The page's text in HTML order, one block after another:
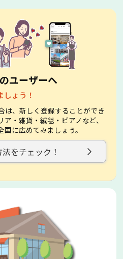
ユーザーへ
ょう！
は、新しく登録することができ
・雑貨・絨毯・ビアノなど、
に広めてみましょう。
をチェック！